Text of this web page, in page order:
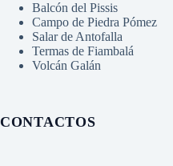
Balcón del Pissis
Campo de Piedra Pómez
Salar de Antofalla
Termas de Fiambalá
Volcán Galán
CONTACTOS